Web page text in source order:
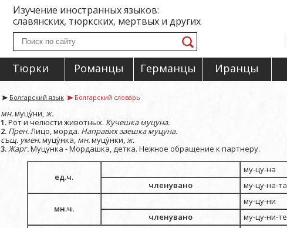
Изучение иностранных языков:
славянских, тюркских, мертвых и других
Тюрки Романцы Германцы Иранцы
Болгарский язык Болгарский словарь
мн.муцу̀ни,ж.
1.Рот и челюсти животных. Кучешка муцуна.
2. Прен.Лицо, морда. Направих заешка муцуна.
същ. умен.муцу̀нка, мн.муцу̀нки,ж.
3.Жарг.Муцунка - Мордашка, детка. Нежное обращение к партнеру.
ед.ч.
му-цу-на
членувано
му-цу-на-та
мн.ч.
му-цу-ни
членувано
му-цу-ни-те